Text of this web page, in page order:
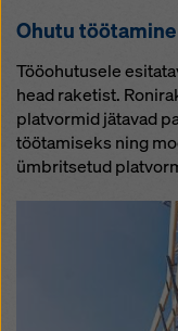
Ohutu töötamine
Tööohutusele
head raketist.
platvormid jätavad
töötamiseks ning
ümbritsetud